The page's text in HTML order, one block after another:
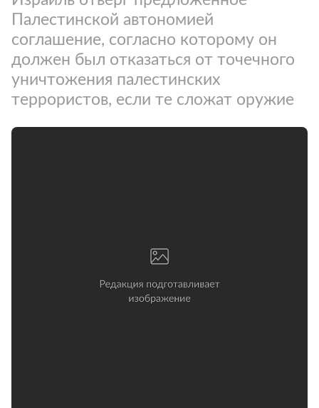
Палестинской автономией
соглашение, согласно которому он
должен был отказаться от точечного
уничтожения палестинских
террористов, если те сложат оружие